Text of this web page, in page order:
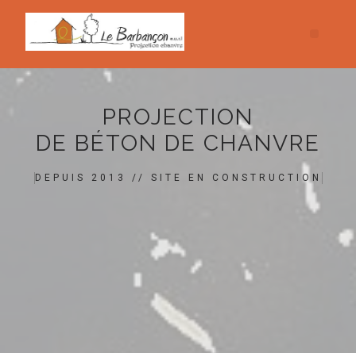
PROJECTION
DE BÉTON DE CHANVRE
DEPUIS 2013 // SITE EN CONSTRUCTION